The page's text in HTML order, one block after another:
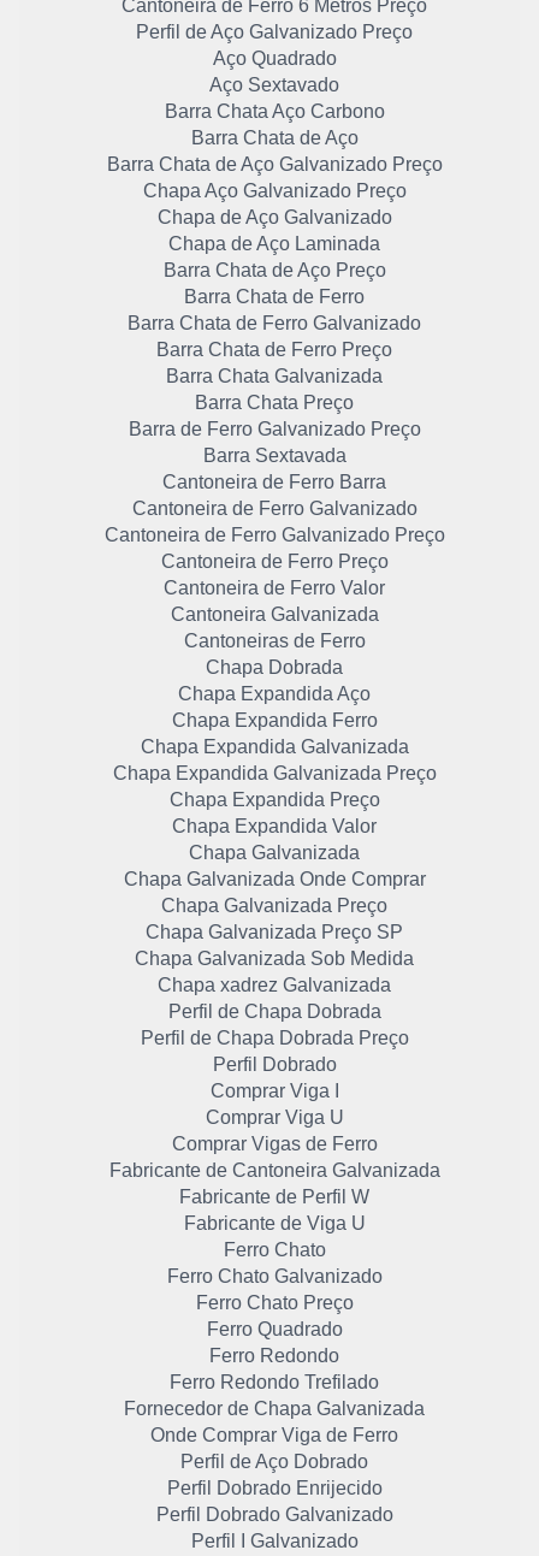
Cantoneira de Ferro 6 Metros Preço
Perfil de Aço Galvanizado Preço
Aço Quadrado
Aço Sextavado
Barra Chata Aço Carbono
Barra Chata de Aço
Barra Chata de Aço Galvanizado Preço
Chapa Aço Galvanizado Preço
Chapa de Aço Galvanizado
Chapa de Aço Laminada
Barra Chata de Aço Preço
Barra Chata de Ferro
Barra Chata de Ferro Galvanizado
Barra Chata de Ferro Preço
Barra Chata Galvanizada
Barra Chata Preço
Barra de Ferro Galvanizado Preço
Barra Sextavada
Cantoneira de Ferro Barra
Cantoneira de Ferro Galvanizado
Cantoneira de Ferro Galvanizado Preço
Cantoneira de Ferro Preço
Cantoneira de Ferro Valor
Cantoneira Galvanizada
Cantoneiras de Ferro
Chapa Dobrada
Chapa Expandida Aço
Chapa Expandida Ferro
Chapa Expandida Galvanizada
Chapa Expandida Galvanizada Preço
Chapa Expandida Preço
Chapa Expandida Valor
Chapa Galvanizada
Chapa Galvanizada Onde Comprar
Chapa Galvanizada Preço
Chapa Galvanizada Preço SP
Chapa Galvanizada Sob Medida
Chapa xadrez Galvanizada
Perfil de Chapa Dobrada
Perfil de Chapa Dobrada Preço
Perfil Dobrado
Comprar Viga I
Comprar Viga U
Comprar Vigas de Ferro
Fabricante de Cantoneira Galvanizada
Fabricante de Perfil W
Fabricante de Viga U
Ferro Chato
Ferro Chato Galvanizado
Ferro Chato Preço
Ferro Quadrado
Ferro Redondo
Ferro Redondo Trefilado
Fornecedor de Chapa Galvanizada
Onde Comprar Viga de Ferro
Perfil de Aço Dobrado
Perfil Dobrado Enrijecido
Perfil Dobrado Galvanizado
Perfil I Galvanizado